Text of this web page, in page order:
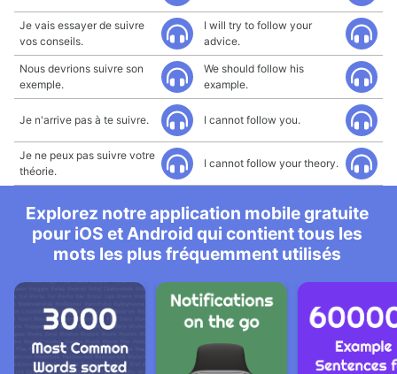
Je vais essayer de suivre
vos conseils.
I will try to follow your
advice.
Nous devrions suivre son
exemple.
We should follow his
example.
Je n'arrive pas à te suivre. I cannot follow you.
Je ne peux pas suivre votre
théorie.
I cannot follow your theory.
Explorez notre application mobile gratuite
pour iOS et Android qui contient tous les
mots les plus fréquemment utilisés